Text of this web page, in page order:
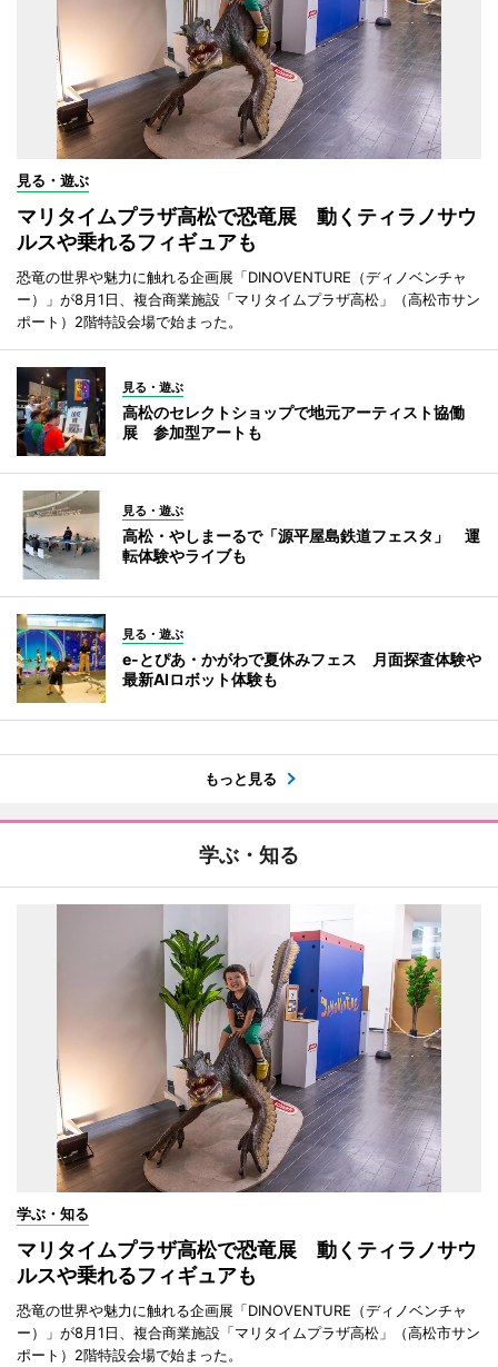
見る・遊ぶ
マリタイムプラザ高松で恐竜展 動くティラノサウ
ルスや乗れるフィギュアも
恐竜の世界や魅力に触れる企画展「DINOVENTURE（ディノベンチャ
ー）」が8月1日、複合商業施設「マリタイムプラザ高松」（高松市サン
ポート）2階特設会場で始まった。
見る・遊ぶ
高松のセレクトショップで地元アーティスト協働
展 参加型アートも
見る・遊ぶ
高松・やしまーるで「源平屋島鉄道フェスタ」 運
転体験やライブも
見る・遊ぶ
e-とぴあ・かがわで夏休みフェス 月面探査体験や
最新AIロボット体験も
もっと見る
学ぶ・知る
学ぶ・知る
マリタイムプラザ高松で恐竜展 動くティラノサウ
ルスや乗れるフィギュアも
恐竜の世界や魅力に触れる企画展「DINOVENTURE（ディノベンチャ
ー）」が8月1日、複合商業施設「マリタイムプラザ高松」（高松市サン
ポート）2階特設会場で始まった。